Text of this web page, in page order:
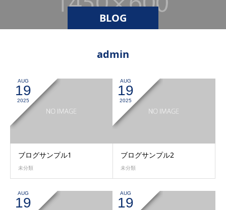
BLOG
admin
AUG
19
2025
ブログサンプル1
未分類
AUG
19
2025
ブログサンプル2
未分類
AUG
19
AUG
19